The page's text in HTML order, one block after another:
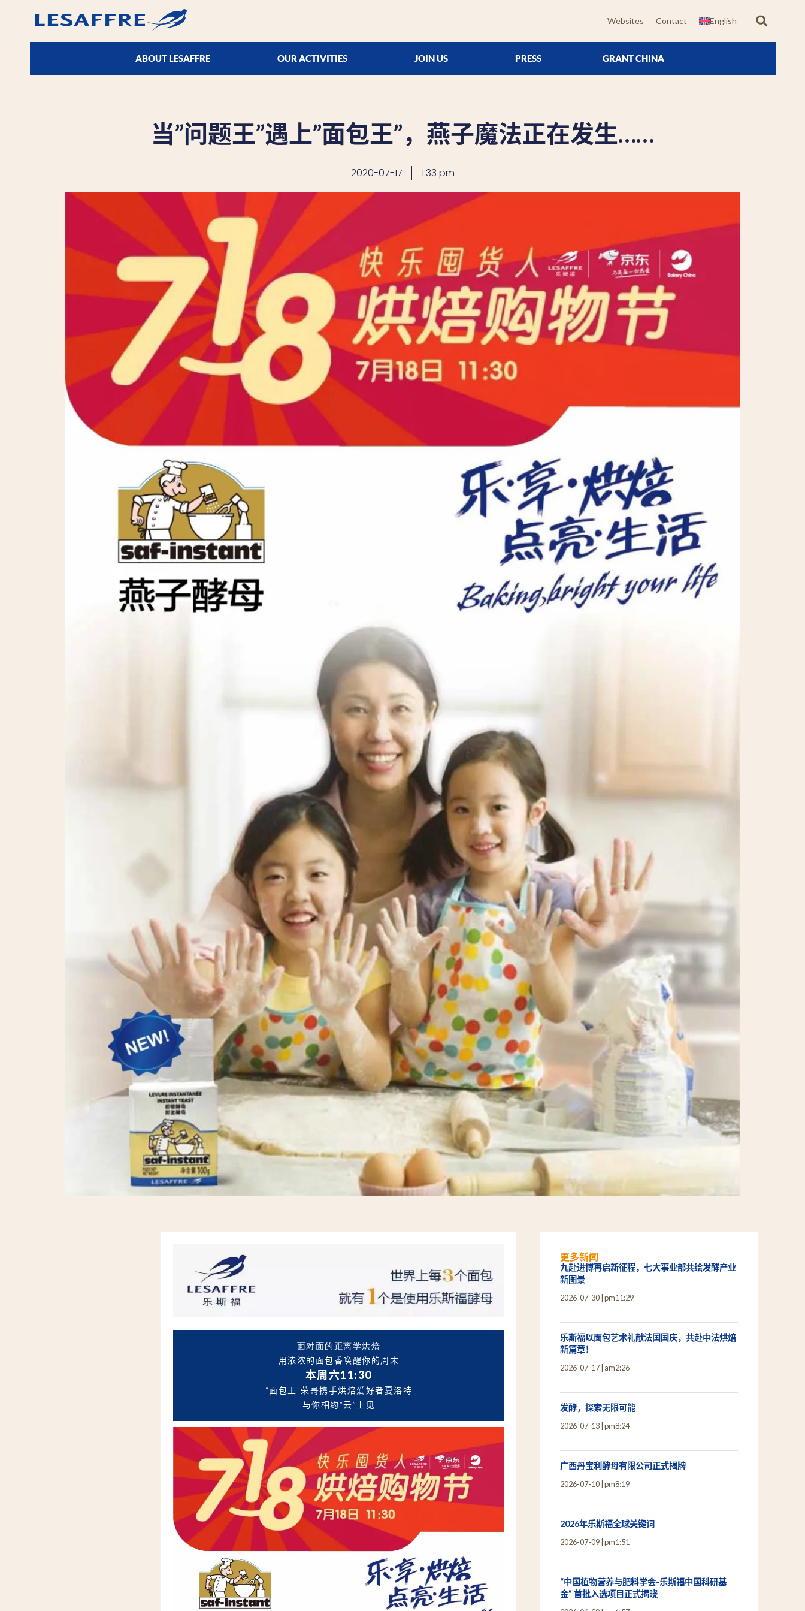
Websites Contact English
ABOUT LESAFFRE OUR ACTIVITIES JOIN US PRESS GRANT CHINA
当”问题王”遇上”面包王”，燕子魔法正在发生……
2020-07-17 1:33 pm
面对面的距离学烘焙
用浓浓的面包香唤醒你的周末
本周六11:30
“面包王”荣哥携手烘焙爱好者夏洛特
与你相约“云”上见
更多新闻
九赴进博再启新征程，七大事业部共绘发酵产业
新图景
2026-07-30 pm11:29
乐斯福以面包艺术礼献法国国庆，共赴中法烘焙
新篇章！
2026-07-17 am2:26
发酵，探索无限可能
2026-07-13 pm8:24
广西丹宝利酵母有限公司正式揭牌
2026-07-10 pm8:19
2026年乐斯福全球关键词
2026-07-09 pm1:51
“中国植物营养与肥料学会-乐斯福中国科研基
金” 首批入选项目正式揭晓